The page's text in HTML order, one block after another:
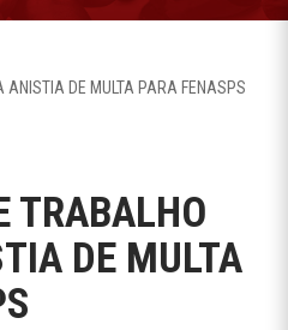
DE MULTA PARA FENASPS
TRABALHO
DE MULTA